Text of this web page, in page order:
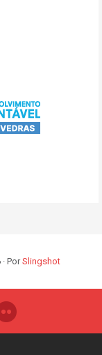
PorSlingshot